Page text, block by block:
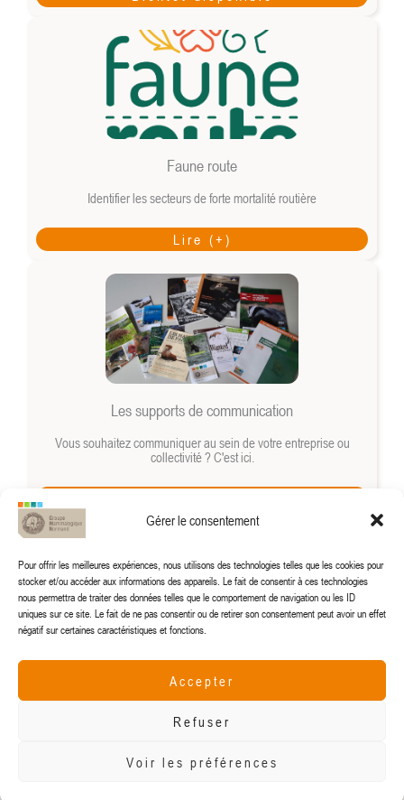
Gérer le consentement
Pour offrir les meilleures expériences, nous utilisons des technologies telles que les cookies pour
stocker et/ou accéder aux informations des appareils. Le fait de consentir à ces technologies
nous permettra de traiter des données telles que le comportement de navigation ou les ID
uniques sur ce site. Le fait de ne pas consentir ou de retirer son consentement peut avoir un effet
négatif sur certaines caractéristiques et fonctions.
Accepter
Refuser
Voir les préférences
Faune route
Identifier les secteurs de forte mortalité routière
Lire (+)
Les supports de communication
Vous souhaitez communiquer au sein de votre entreprise ou
collectivité ? C'est ici.
gmn@gmn.asso.fr
© 2024 Groupe Mammalogique Normand